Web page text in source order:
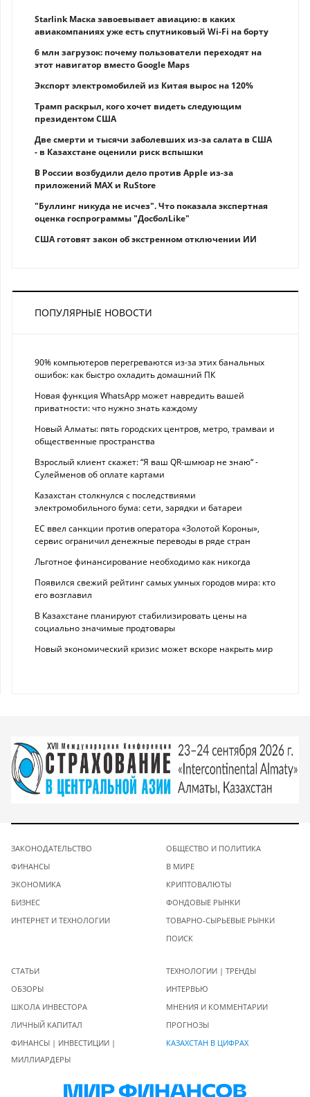
Starlink Маска завоевывает авиацию: в каких
авиакомпаниях уже есть спутниковый Wi-Fi на борту
6 млн загрузок: почему пользователи переходят на
этот навигатор вместо Google Maps
Экспорт электромобилей из Китая вырос на 120%
Трамп раскрыл, кого хочет видеть следующим
президентом США
Две смерти и тысячи заболевших из-за салата в США
- в Казахстане оценили риск вспышки
В России возбудили дело против Apple из-за
приложений MAX и RuStore
"Буллинг никуда не исчез". Что показала экспертная
оценка госпрограммы "ДосболLike"
США готовят закон об экстренном отключении ИИ
ПОПУЛЯРНЫЕ НОВОСТИ
90% компьютеров перегреваются из-за этих банальных
ошибок: как быстро охладить домашний ПК
Новая функция WhatsApp может навредить вашей
приватности: что нужно знать каждому
Новый Алматы: пять городских центров, метро, трамваи и
общественные пространства
Взрослый клиент скажет: “Я ваш QR-шмюар не знаю“ -
Сулейменов об оплате картами
Казахстан столкнулся с последствиями
электромобильного бума: сети, зарядки и батареи
ЕС ввел санкции против оператора «Золотой Короны»,
сервис ограничил денежные переводы в ряде стран
Льготное финансирование необходимо как никогда
Появился свежий рейтинг самых умных городов мира: кто
его возглавил
В Казахстане планируют стабилизировать цены на
социально значимые продтовары
Новый экономический кризис может вскоре накрыть мир
ЗАКОНОДАТЕЛЬСТВО
ФИНАНСЫ
ЭКОНОМИКА
БИЗНЕС
ИНТЕРНЕТ И ТЕХНОЛОГИИ
ОБЩЕСТВО И ПОЛИТИКА
В МИРЕ
КРИПТОВАЛЮТЫ
ФОНДОВЫЕ РЫНКИ
ТОВАРНО-СЫРЬЕВЫЕ РЫНКИ
ПОИСК
СТАТЬИ
ОБЗОРЫ
ШКОЛА ИНВЕСТОРА
ЛИЧНЫЙ КАПИТАЛ
ФИНАНСЫ | ИНВЕСТИЦИИ |
МИЛЛИАРДЕРЫ
ТЕХНОЛОГИИ | ТРЕНДЫ
ИНТЕРВЬЮ
МНЕНИЯ И КОММЕНТАРИИ
ПРОГНОЗЫ
КАЗАХСТАН В ЦИФРАХ